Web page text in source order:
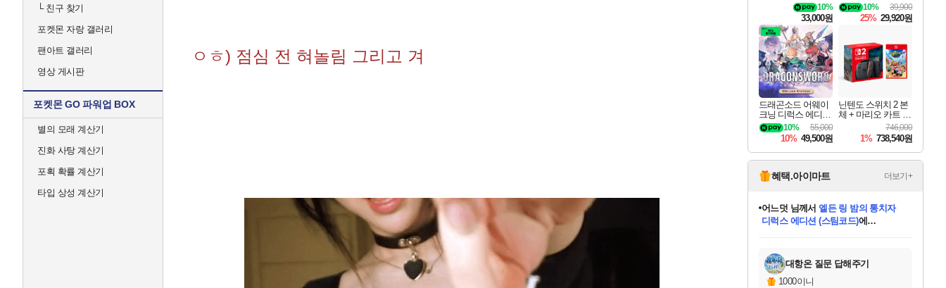
└친구 찾기
포켓몬 자랑 갤러리
팬아트 갤러리
영상 게시판
포켓몬 GO 파워업 BOX
별의 모래 계산기
진화 사탕 계산기
포획 확률 계산기
타입 상성 계산기
ㅇㅎ) 점심 전 혀놀림 그리고 겨
10%
33,000원
39,900
10%
25% 29,920원
드래곤소드 어웨이
크닝 디럭스 에디션
DragonSword Awake
ning Deluxe Edition
55,000
10%
10% 49,500원
닌텐도 스위치 2 본
체 + 마리오 카트 월
746,000
1% 738,540원
혜택.아이마트 더보기+
당첨되셨습니다.
당첨되셨습니다.
어느덧 님께서엘든 링 밤의 통치자
디럭스 에디션 (스팀코드)에
당첨되셨습니다.
에디션 (스팀코드)를 교환.
당첨되셨습니다.
당첨되셨습니다.
당첨되셨습니다.
당첨되셨습니다.
대항온 질문 답해주기
1000이니